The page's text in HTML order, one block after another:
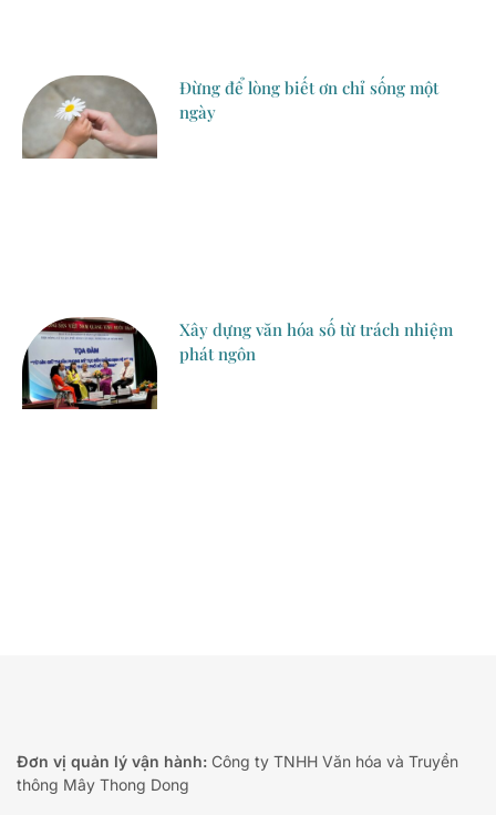
Đừng để lòng biết ơn chỉ sống một
ngày
Xây dựng văn hóa số từ trách nhiệm
phát ngôn
Đơn vị quản lý vận hành: Công ty TNHH Văn hóa và Truyền
thông Mây Thong Dong